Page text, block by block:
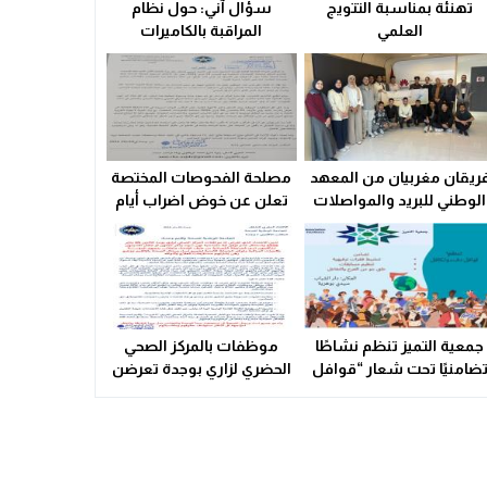
ولاية أمن وجدة تُقرب خدمات بطاقة التعريف الوطنية من سكان
23:31 سوء التدبير و التسيير في القطاع الصحي المحلي يشعل التوتر
تهنئة بمناسبة التتويج
العلمي
سؤال آني: حول نظام
المراقبة بالكاميرات
مغربيان من المعهد
الوطني للبريد والمواصلات
يتأهلان إلى شينزن
للمشاركة في المرحلة
العالمية من
مسابقة Huawei ICT
Competition 2025-2026
مصلحة الفحوصات المختصة
تعلن عن خوض اضراب أيام
25 و 26 فبراير الحالي
جمعية التميز تنظم نشاطًا
تضامنيًا تحت شعار “قوافل
موظفات بالمركز الصحي
الحضري لزاري بوجدة تعرضن